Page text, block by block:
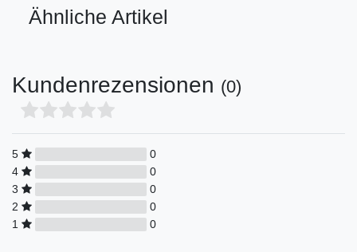
Ähnliche Artikel
Kundenrezensionen (0)
5
0
4
0
3
0
2
0
1
0